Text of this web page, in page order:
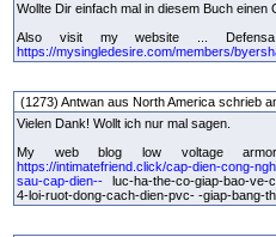
Wollte Dir einfach mal in diesem Buch einen
Also visit my website ...
https://mysingledesire.com/members/
(1273) Antwan aus North America schrieb
Vielen Dank! Wollt ich nur mal sagen.
My web blog low voltage
https://intimatefriend.click/cap-dien-cong-
sau-cap-dien-- luc-ha-the-co-giap-bao-ve-
4-loi-ruot-dong-cach-dien-pvc- -giap-bang-